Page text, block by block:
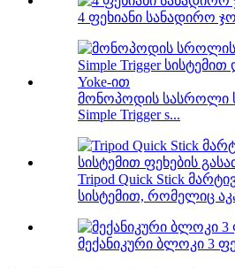
4 ფეხიანი სანადირო
მონოპოდის სასროლი
Simple Trigger s...
Tripod Quick Stick
სისტემით, რომელიც
მექანიკური ბლოკი 3